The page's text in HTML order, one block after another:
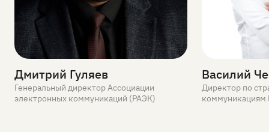
Дмитрий Гуляев
Генеральный директор Ассоциации
электронных коммуникаций (РАЭК)
Василий
Директор по
коммуникациям